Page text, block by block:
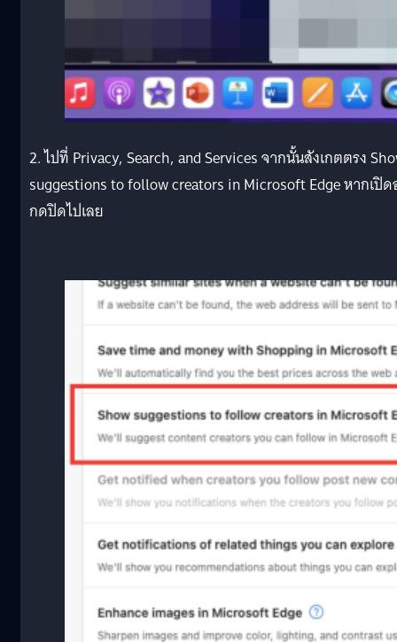
2. ไปที่ Privacy, Search, and Services จากนั้นสังเกตตรง
suggestions to follow creators in Microsoft Edge หากเปิ
กดปิดไปเลย